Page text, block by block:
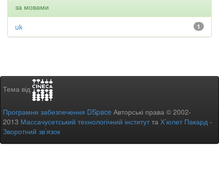
за мовами
1
uk
Тема від
Програмне забезпечення DSpace Авторські права © 2002-
2013 Массачусетський технологічний інститутта Х’юлет Пакард -
Зворотний зв’язок